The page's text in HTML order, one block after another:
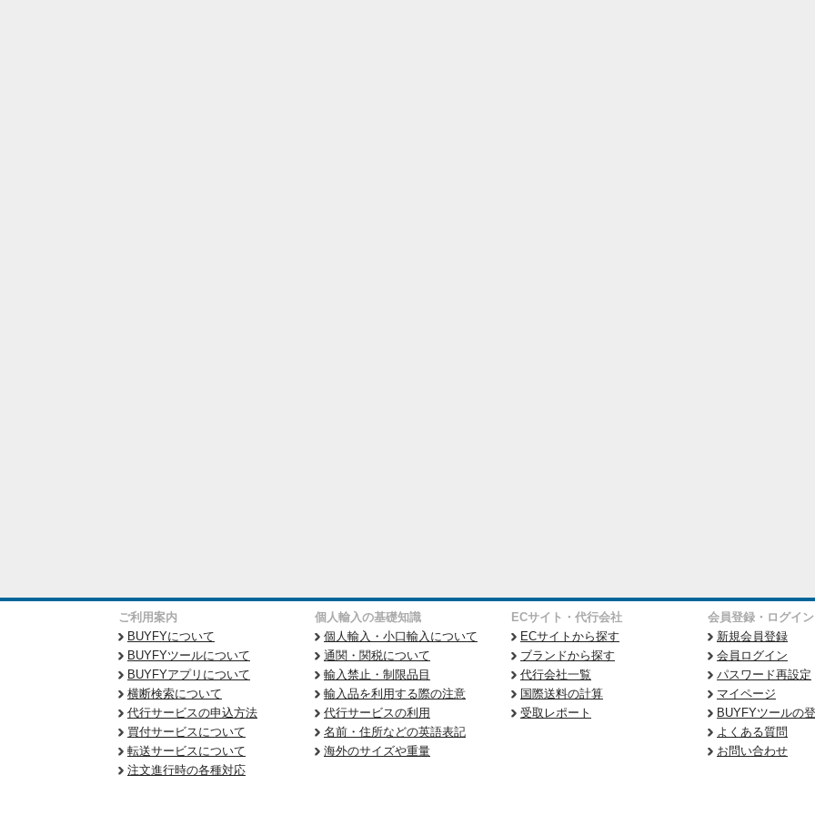
ご利用案内
BUYFYについて
BUYFYツールについて
BUYFYアプリについて
横断検索について
代行サービスの申込方法
買付サービスについて
転送サービスについて
注文進行時の各種対応
個人輸入の基礎知識
個人輸入・小口輸入について
通関・関税について
輸入禁止・制限品目
輸入品を利用する際の注意
代行サービスの利用
名前・住所などの英語表記
海外のサイズや重量
ECサイト・代行会社
ECサイトから探す
ブランドから探す
代行会社一覧
国際送料の計算
受取レポート
会員登録・ログイン
新規会員登録
会員ログイン
パスワード再設定
マイページ
BUYFYツールの
よくある質問
お問い合わせ